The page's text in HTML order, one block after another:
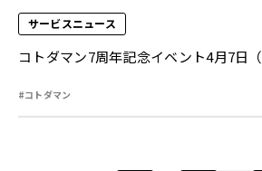
サービスニュース
コトダマン7周年記念イベント4月7日
#コトダマン